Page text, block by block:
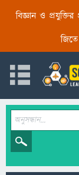
বিজ্ঞান ও